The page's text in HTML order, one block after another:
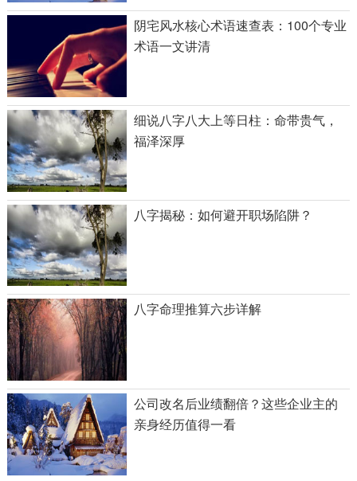
阴宅风水核心术语速查表：100个专业
术语一文讲清
细说八字八大上等日柱：命带贵气，
福泽深厚
八字揭秘：如何避开职场陷阱？
八字命理推算六步详解
公司改名后业绩翻倍？这些企业主的
亲身经历值得一看